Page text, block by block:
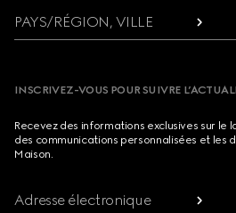
PAYS/RÉGION, VILLE
INSCRIVEZ-VOUS POUR SUIVRE
Recevez des informations exclusives sur le
des communications personnalisées et les
Maison.
Adresse électronique